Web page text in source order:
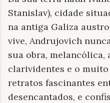
Stanislav), cidade
na antiga Galiza
vive, Andrujovich
sua obra, melancólica,
clarividentes e o
retratos fascinantes
desencantados, e